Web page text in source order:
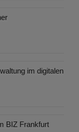
im digitalen
BIZ Frankfurt